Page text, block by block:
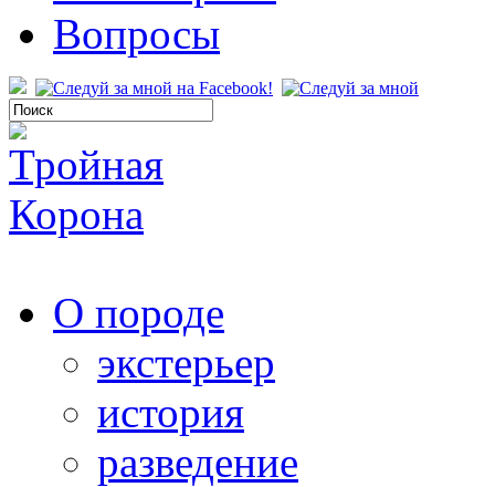
Вопросы
О породе
экстерьер
история
разведение